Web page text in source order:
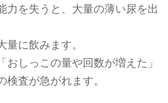
力を失うと、大量の薄い尿を出
量に飲みます。
おしっこの量や回数が増えた」
検査が急がれます。